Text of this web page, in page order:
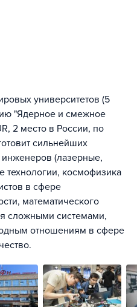
университетов (5
"Ядерное и смежное
2 место в России, по
сильнейших
(лазерные,
космофизика
в сфере
математического
сложными системами,
отношениям в сфере